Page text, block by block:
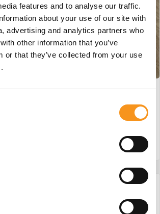
features and to analyse our traffic.
about your use of our site with
advertising and analytics partners who
other information that you’ve
or that they’ve collected from your use